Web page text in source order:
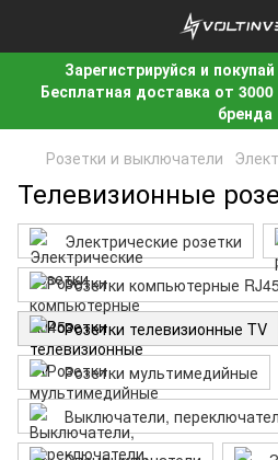
Зарегистрируйся и
Бесплатная доставка от
бренда
Розетки и выключатели
Телевизионные
Электрические розетки
Розетки компьютерные
Розетки телевизионные TV
Розетки мультимедийные
Выключатели,